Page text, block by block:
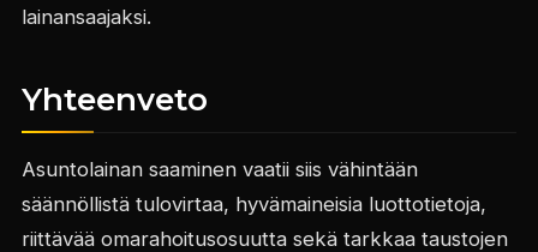
lainansaajaksi.
Yhteenveto
Asuntolainan saaminen vaatii siis vähintään
säännöllistä tulovirtaa, hyvämaineisia luottotietoja,
riittävää omarahoitusosuutta sekä tarkkaa taustojen